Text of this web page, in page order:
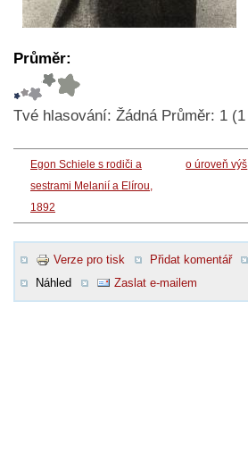
Průměr:
Tvé hlasování: Žádná Průměr: 1 (1
Egon Schiele s rodiči a
sestrami Melanií a Elírou,
1892
o úroveň výš
Verze pro tisk Přidat komentář
Náhled
Zaslat e-mailem